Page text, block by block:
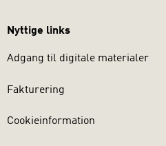
Nyttige links
Adgang til digitale materialer
Fakturering
Cookieinformation